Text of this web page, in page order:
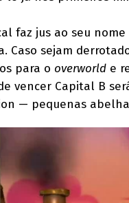
faz jus ao seu
Caso sejam
para o overworld e
vencer Capital B
— pequenas